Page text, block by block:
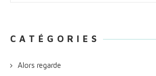
C A T É G O R I E S
Alors regarde